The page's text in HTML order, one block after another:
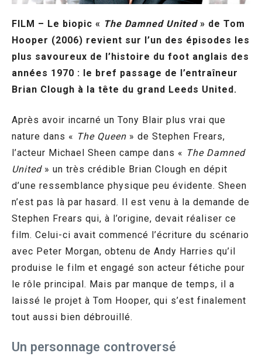
FILM – Le biopic « The Damned United» de Tom
Hooper (2006) revient sur l’un des épisodes les
plus savoureux de l’histoire du foot anglais des
années 1970 : le bref passage de l’entraîneur
Brian Clough à la tête du grand Leeds United.
Après avoir incarné un Tony Blair plus vrai que
nature dans « The Queen » de Stephen Frears,
l’acteur Michael Sheen campe dans « The Damned
United» un très crédible Brian Clough en dépit
d’une ressemblance physique peu évidente. Sheen
n’est pas là par hasard. Il est venu à la demande de
Stephen Frears qui, à l’origine, devait réaliser ce
film. Celui-ci avait commencé l’écriture du scénario
avec Peter Morgan, obtenu de Andy Harries qu’il
produise le film et engagé son acteur fétiche pour
le rôle principal. Mais par manque de temps, il a
laissé le projet à Tom Hooper, qui s’est finalement
tout aussi bien débrouillé.
Un personnage controversé